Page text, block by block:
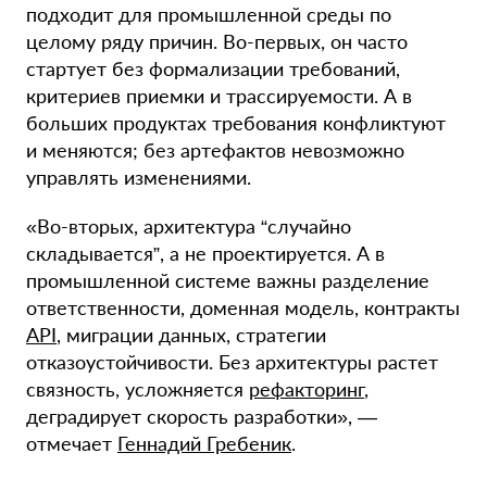
подходит для промышленной среды по
целому ряду причин. Во-первых, он часто
стартует без формализации требований,
критериев приемки и трассируемости. А в
больших продуктах требования конфликтуют
и меняются; без артефактов невозможно
управлять изменениями.
«Во-вторых, архитектура “случайно
складывается”, а не проектируется. А в
промышленной системе важны разделение
ответственности, доменная модель, контракты
API, миграции данных, стратегии
отказоустойчивости. Без архитектуры растет
связность, усложняется рефакторинг,
деградирует скорость разработки», —
отмечает Геннадий Гребеник.